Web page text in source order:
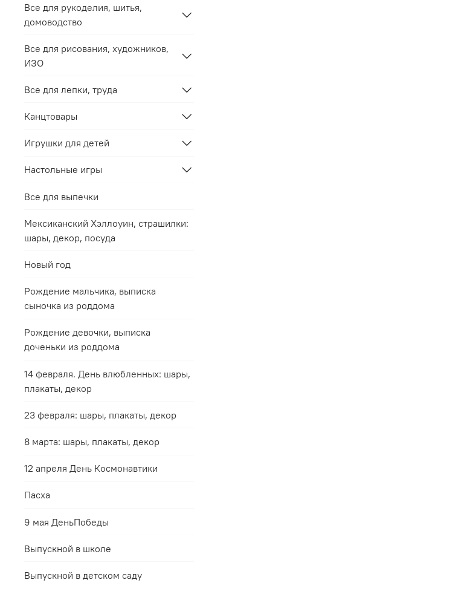
Все для рукоделия, шитья,
домоводство
Все для рисования, художников,
ИЗО
Все для лепки, труда
Канцтовары
Игрушки для детей
Настольные игры
Все для выпечки
Мексиканский Хэллоуин, страшилки:
шары, декор, посуда
Новый год
Рождение мальчика, выписка
сыночка из роддома
Рождение девочки, выписка
доченьки из роддома
14 февраля. День влюбленных: шары,
плакаты, декор
23 февраля: шары, плакаты, декор
8 марта: шары, плакаты, декор
12 апреля День Космонавтики
Пасха
9 мая ДеньПобеды
Выпускной в школе
Выпускной в детском саду